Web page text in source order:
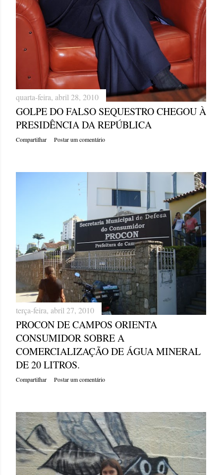
quarta-feira, abril 28, 2010
GOLPE DO FALSO SEQUESTRO CHEGOU À
PRESIDÊNCIA DA REPÚBLICA
Compartilhar Postar um comentário
terça-feira, abril 27, 2010
PROCON DE CAMPOS ORIENTA
CONSUMIDOR SOBRE A
COMERCIALIZAÇÃO DE ÁGUA MINERAL
DE 20 LITROS.
Compartilhar Postar um comentário